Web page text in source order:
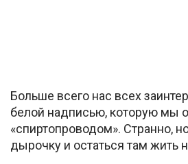
Больше всего нас всех
белой надписью, которую мы
«спиртопроводом». Странно,
дырочку и остаться там жить